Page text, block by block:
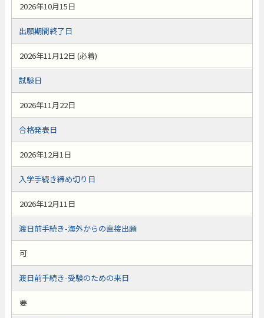
2026年10月15日
出願期間終了日
2026年11月12日 (必着)
試験日
2026年11月22日
合格発表日
2026年12月1日
入学手続き締め切り日
2026年12月11日
渡日前手続き-海外からの直接出願
可
渡日前手続き-受験のための来日
要